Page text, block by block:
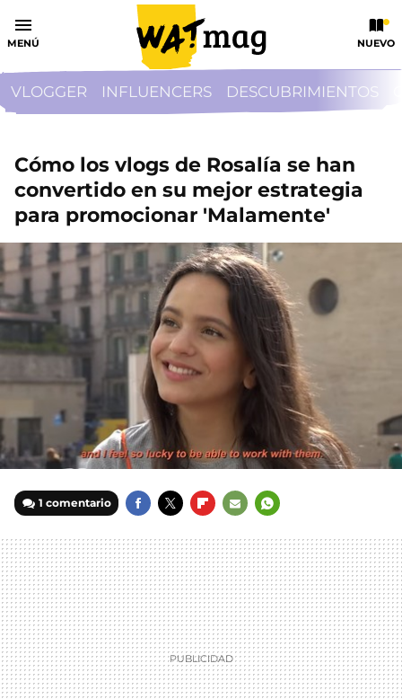
MENÚ NUEVO
VLOGGER INFLUENCERS DESCUBRIMIENTOS
Cómo los vlogs de Rosalía se han
convertido en su mejor estrategia
para promocionar 'Malamente'
1 comentario
MAIL